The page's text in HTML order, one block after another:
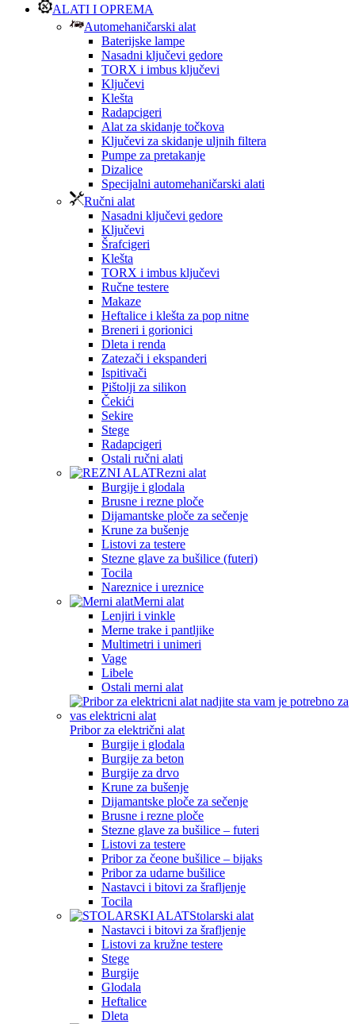
ALATI I OPREMA
Automehaničarski alat
Baterijske lampe
Nasadni ključevi gedore
TORX i imbus ključevi
Ključevi
Klešta
Radapcigeri
Alat za skidanje točkova
Ključevi za skidanje uljnih filtera
Pumpe za pretakanje
Dizalice
Specijalni automehaničarski alati
Ručni alat
Nasadni ključevi gedore
Ključevi
Šrafcigeri
Klešta
TORX i imbus ključevi
Ručne testere
Makaze
Heftalice i klešta za pop nitne
Breneri i gorionici
Dleta i renda
Zatezači i ekspanderi
Ispitivači
Pištolji za silikon
Čekići
Sekire
Stege
Radapcigeri
Ostali ručni alati
Rezni alat
Burgije i glodala
Brusne i rezne ploče
Dijamantske ploče za sečenje
Krune za bušenje
Listovi za testere
Stezne glave za bušilice (futeri)
Tocila
Nareznice i ureznice
Merni alat
Lenjiri i vinkle
Merne trake i pantljike
Multimetri i unimeri
Vage
Libele
Ostali merni alat
Pribor za električni alat
Burgije i glodala
Burgije za beton
Burgije za drvo
Krune za bušenje
Dijamantske ploče za sečenje
Brusne i rezne ploče
Stezne glave za bušilice – futeri
Listovi za testere
Pribor za čeone bušilice – bijaks
Pribor za udarne bušilice
Nastavci i bitovi za šrafljenje
Tocila
Stolarski alat
Nastavci i bitovi za šrafljenje
Listovi za kružne testere
Stege
Burgije
Glodala
Heftalice
Dleta